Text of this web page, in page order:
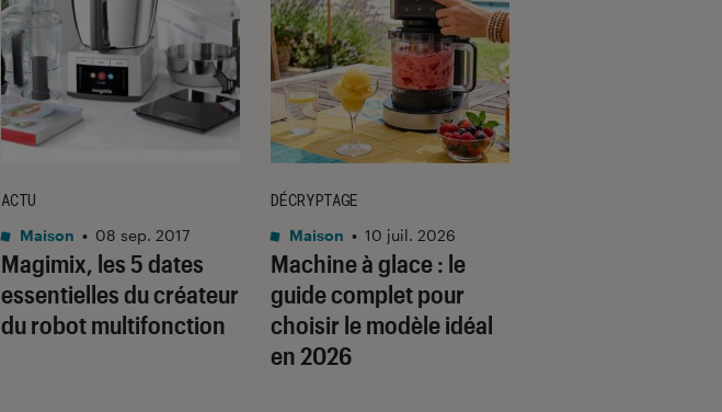
Magimix, les 5 dates
essentielles du créateur
du robot multifonction
ACTU
Maison • 08 sep. 2017
Machine à glace : le
guide complet pour
choisir le modèle idéal
en 2026
DÉCRYPTAGE
Maison • 10 juil. 2026